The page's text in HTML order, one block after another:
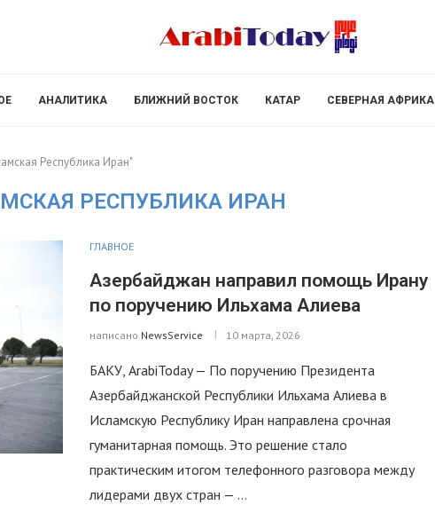
АНАЛИТИКА БЛИЖНИЙ ВОСТОК КАТАР СЕВЕРНАЯ АФРИКА
Республика Иран"
РЕСПУБЛИКА ИРАН
ГЛАВНОЕ
Азербайджан направил помощь Ирану
по поручению Ильхама Алиева
написано NewsService 10 марта, 2026
БАКУ, ArabiToday — По поручению Президента
Азербайджанской Республики Ильхама Алиева в
Исламскую Республику Иран направлена срочная
гуманитарная помощь. Это решение стало
практическим итогом телефонного разговора между
лидерами двух стран — …